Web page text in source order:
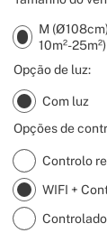
M
10m²-25m²)
Opção de luz:
Com luz
Opções de
Controlo
WIFI +